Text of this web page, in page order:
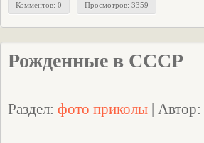
Комментов: 0 Просмотров: 3359
Рожденные в СССР
Раздел: фото приколы | Автор: